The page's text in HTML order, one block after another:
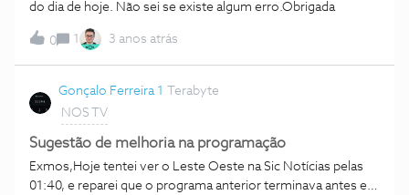
do dia de hoje. Não sei se existe algum erro.Obrigada
0 1 3 anos atrás
Gonçalo Ferreira 1
Terabyte
NOS TV
Sugestão de melhoria na programação
Exmos,Hoje tentei ver o Leste Oeste na Sic Notícias pelas
01:40, e reparei que o programa anterior terminava antes e o